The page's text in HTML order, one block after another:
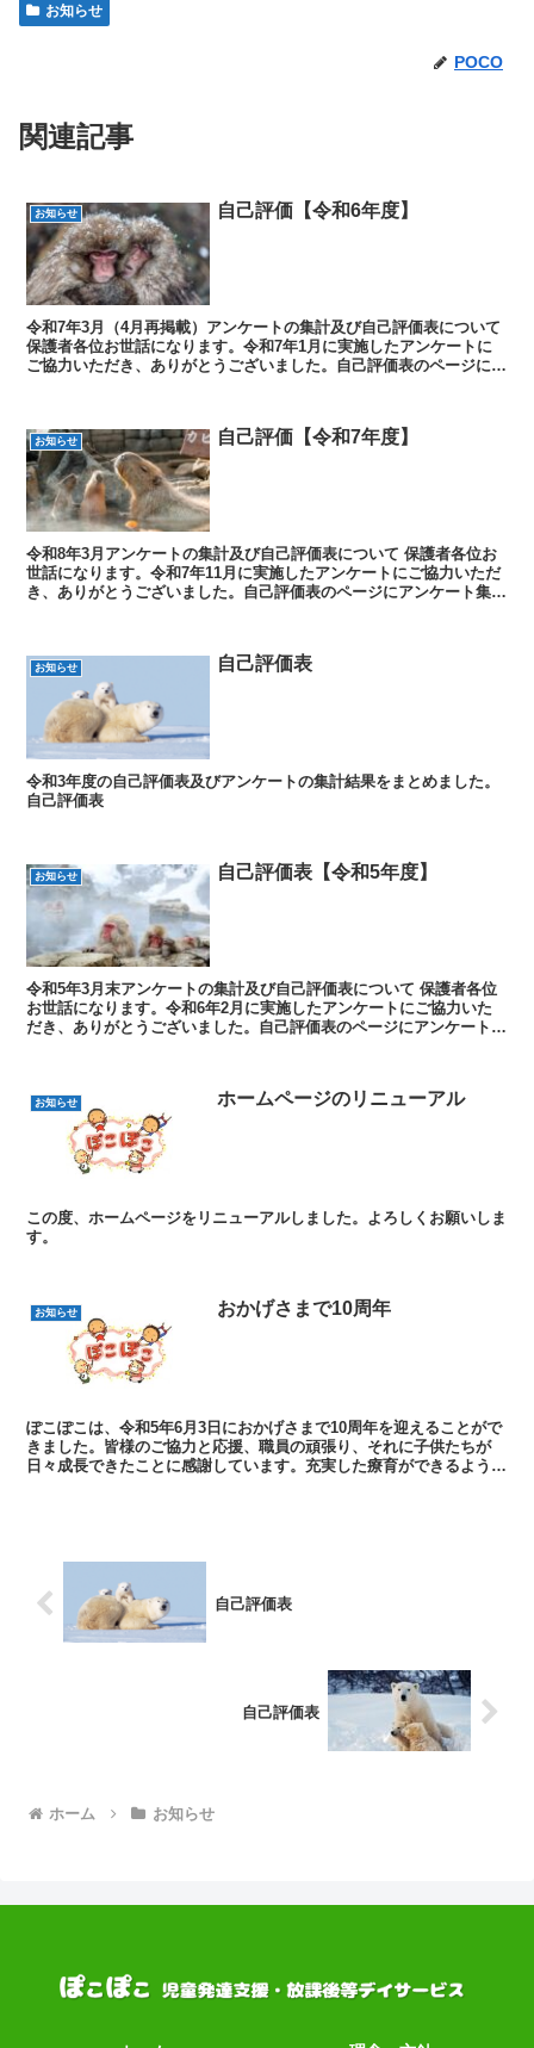
お知らせ
POCO
関連記事
お知らせ 自己評価【令和6年度】
令和7年3月（4月再掲載）アンケートの集計及び自己評価表について
保護者各位お世話になります。令和7年1月に実施したアンケートに
ご協力いただき、ありがとうございました。自己評価表のページにア
お知らせ 自己評価【令和7年度】
令和8年3月アンケートの集計及び自己評価表について 保護者各位お
世話になります。令和7年11月に実施したアンケートにご協力いただ
き、ありがとうございました。自己評価表のページにアンケート集計
お知らせ 自己評価表
令和3年度の自己評価表及びアンケートの集計結果をまとめました。
自己評価表
お知らせ 自己評価表【令和5年度】
令和5年3月末アンケートの集計及び自己評価表について 保護者各位
お世話になります。令和6年2月に実施したアンケートにご協力いた
だき、ありがとうございました。自己評価表のページにアンケート集
お知らせ ホームページのリニューアル
この度、ホームページをリニューアルしました。よろしくお願いしま
す。
お知らせ おかげさまで10周年
ぽこぽこは、令和5年6月3日におかげさまで10周年を迎えることがで
きました。皆様のご協力と応援、職員の頑張り、それに子供たちが
日々成長できたことに感謝しています。充実した療育ができるよう、
自己評価表
自己評価表
ホーム お知らせ